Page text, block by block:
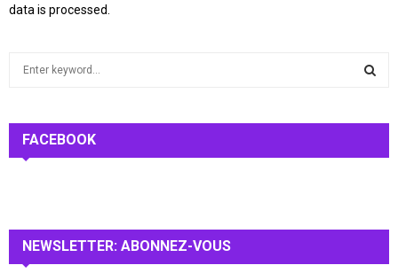
data is processed.
h
:
FACEBOOK
NEWSLETTER: ABONNEZ-VOUS